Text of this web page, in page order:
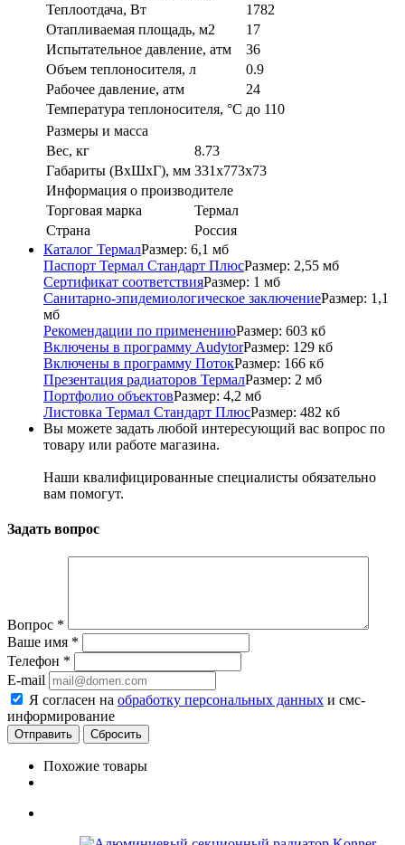
Теплоотдача, Вт
1782
Отапливаемая площадь, м2
17
Испытательное давление, атм
36
Объем теплоносителя, л
0.9
Рабочее давление, атм
24
Температура теплоносителя, °С до 110
Размеры и масса
Вес, кг
8.73
Габариты (ВxШxГ), мм 331x773x73
Информация о производителе
Торговая марка
Термал
Страна
Россия
Каталог ТермалРазмер: 6,1 мб
Паспорт Термал Стандарт ПлюсРазмер: 2,55 мб
Сертификат соответствияРазмер: 1 мб
Санитарно-эпидемиологическое заключениеРазмер: 1,1
мб
Рекомендации по применениюРазмер: 603 кб
Включены в программу AudytorРазмер: 129 кб
Включены в программу ПотокРазмер: 166 кб
Презентация радиаторов ТермалРазмер: 2 мб
Портфолио объектовРазмер: 4,2 мб
Листовка Термал Стандарт ПлюсРазмер: 482 кб
Вы можете задать любой интересующий вас вопрос по
товару или работе магазина.
Наши квалифицированные специалисты обязательно
вам помогут.
Задать вопрос
Вопрос *
Ваше имя *
Телефон *
E-mail
Я согласен на обработку персональных данных и смс-
информирование
Сбросить
Похожие товары